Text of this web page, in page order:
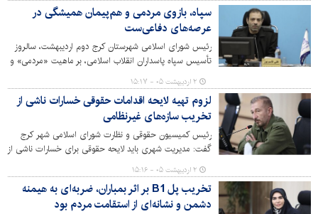
سپاه، بازوی مردمی و هم‌پیمان همیشگی در
عرصه‌های دفاعی‌ست
رئیس شورای اسلامی شهرستان کرج دوم اردیبهشت، سالروز
تأسیس سپاه پاسداران انقلاب اسلامی، بر ماهیت «مردمی» و
«هم‌پیمان» این نهاد تأکید کرد و با اشاره به نقاط عطف
تاریخی نظیر جنگ تحمیلی، جنگ ۱۲ روزه و جنگ رمضان،
همبستگی بی‌بدیل سپاه و مردم را کلید پیروزی‌ها خواند.
۲ اردیبهشت ۰۵ - ۱۵:۱۷
لزوم تهیه لایحه اقدامات حقوقی خسارات ناشی از
تخریب سازه‌های غیرنظامی
رئیس کمیسیون حقوقی و نظارت شورای اسلامی شهر کرج
گفت: مدیریت شهری باید لایحه حقوقی برای خسارات ناشی از
تخریب سازه‌های غیرنظامی را تهیه و برای تصویب به شورای
اسلامی شهر ارائه نماید.
۲ اردیبهشت ۰۵ - ۱۵:۱۶
تخریب پل B1 بر اثر بمباران، ضربه‌ای به هیمنه
دشمن و نشانه‌ای از استقامت مردم بود